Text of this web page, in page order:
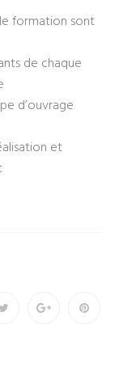
formation sont
de chaque
d’ouvrage
et